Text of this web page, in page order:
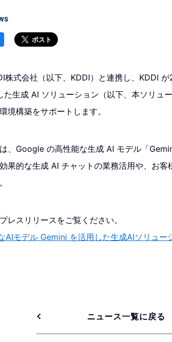
ポスト
株式会社（以下、KDDI）と連携し、KDDI
た生成 AI ソリューション（以下、本ソリュ
境構築をサポートします。
、Google の高性能な生成 AI モデル「
果的な生成 AI チャットの業務活用や、お
レスリリースをご覧ください。
AIモデル Gemini を活用した生成AIソリュー
ニュース一覧に戻る